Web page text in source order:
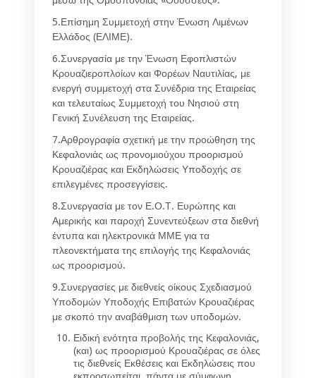
5.Επίσημη Συμμετοχή στην Ένωση Λιμένων
Ελλάδος (ΕΛΙΜΕ).
6.Συνεργασία με την Ένωση Εφοπλιστών
Κρουαζιεροπλοίων και Φορέων Ναυτιλίας, με
ενεργή συμμετοχή στα Συνέδρια της Εταιρείας
και τελευταίως Συμμετοχή του Νησιού στη
Γενική Συνέλευση της Εταιρείας.
7.Αρθρογραφία σχετική με την προώθηση της
Κεφαλονιάς ως προνομιούχου προορισμού
Κρουαζιέρας και Εκδηλώσεις Υποδοχής σε
επιλεγμένες προσεγγίσεις.
8.Συνεργασία με τον Ε.Ο.Τ. Ευρώπης και
Αμερικής και παροχή Συνεντεύξεων στα διεθνή
έντυπα και ηλεκτρονικά ΜΜΕ για τα
πλεονεκτήματα της επιλογής της Κεφαλονιάς
ως προορισμού.
9.Συνεργασίες με διεθνείς οίκους Σχεδιασμού
Υποδομών Υποδοχής Επιβατών Κρουαζιέρας
με σκοπό την αναβάθμιση των υποδομών.
Ειδική ενότητα προβολής της Κεφαλονιάς,
(και) ως προορισμού Κρουαζιέρας σε όλες
τις διεθνείς Εκθέσεις και Εκδηλώσεις που